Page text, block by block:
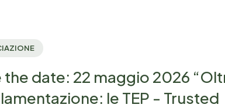
the date: 22 maggio 2026
le TEP - Trusted